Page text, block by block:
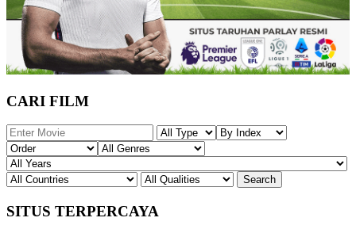
CARI FILM
SITUS TERPERCAYA